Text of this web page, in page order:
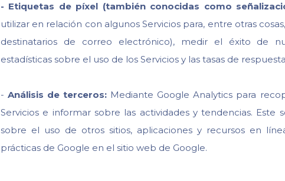
- Etiquetas de píxel (también conocidas como
utilizar en relación con algunos Servicios para, entre otras
destinatarios de correo electrónico), medir el éxito de
estadísticas sobre el uso de los Servicios y las tasas de
-Análisis de terceros: Mediante Google Analytics para
Servicios e informar sobre las actividades y tendencias.
sobre el uso de otros sitios, aplicaciones y recursos en
prácticas de Google en el sitio web de Google.